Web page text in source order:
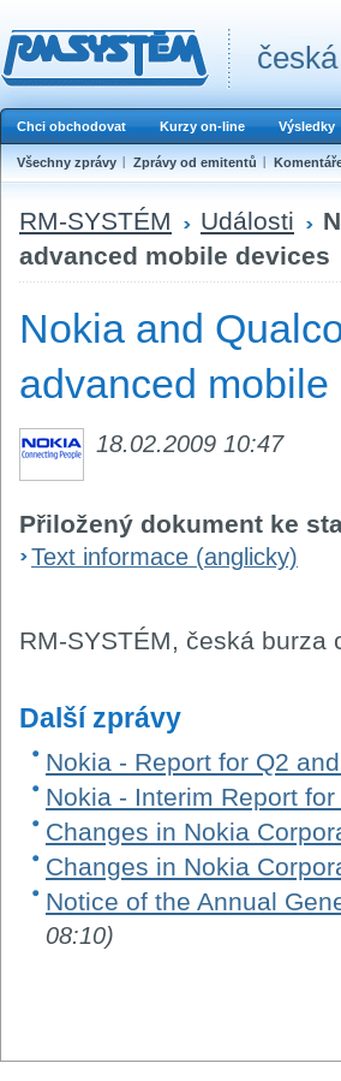
Chci obchodovat Kurzy on-line Výsledky
Všechny zprávy Zprávy od emitentů
RM-SYSTÉM Události
advanced mobile devices
Nokia and
advanced mobile
18.02.2009 10:47
Přiložený dokument ke
Text informace (anglicky)
RM-SYSTÉM, česká burza
Další zprávy
Nokia - Report for Q2
Nokia - Interim Report
Changes in Nokia
Changes in Nokia
Notice of the Annual
08:10)